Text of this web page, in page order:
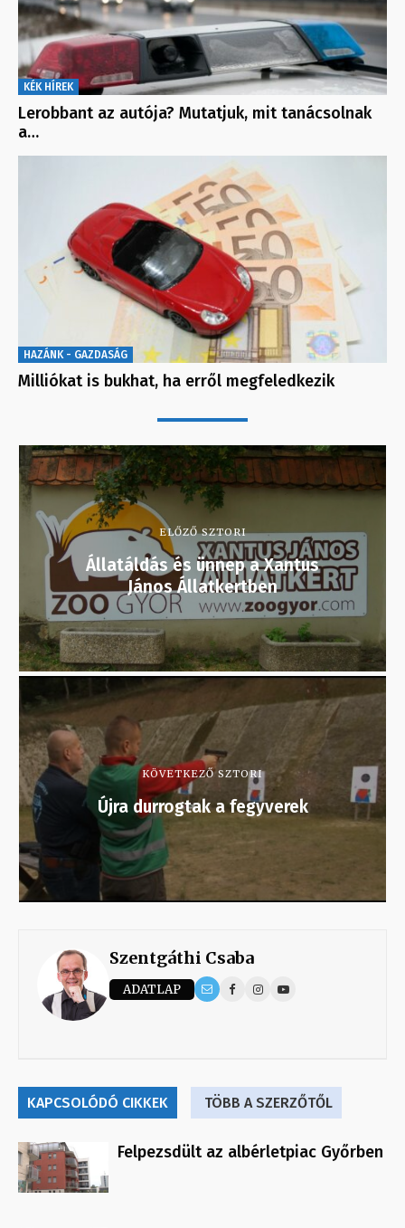
KÉK HÍREK
Lerobbant az autója? Mutatjuk, mit tanácsolnak
a…
HAZÁNK - GAZDASÁG
Milliókat is bukhat, ha erről megfeledkezik
ELŐZŐ SZTORI
Állatáldás és ünnep a Xantus
János Állatkertben
KÖVETKEZŐ SZTORI
Újra durrogtak a fegyverek
Szentgáthi Csaba
ADATLAP
KAPCSOLÓDÓ CIKKEK TÖBB A SZERZŐTŐL
Felpezsdült az albérletpiac Győrben